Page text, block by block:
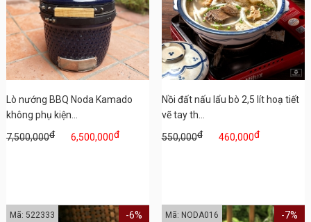
Lò nướng BBQ Noda Kamado
không phụ kiện...
7,500,000đ 6,500,000đ
Nồi đất nấu lẩu bò 2,5 lít hoạ tiết
vẽ tay th...
550,000đ 460,000đ
-6%
Mã: 522333 -7%
Mã: NODA016